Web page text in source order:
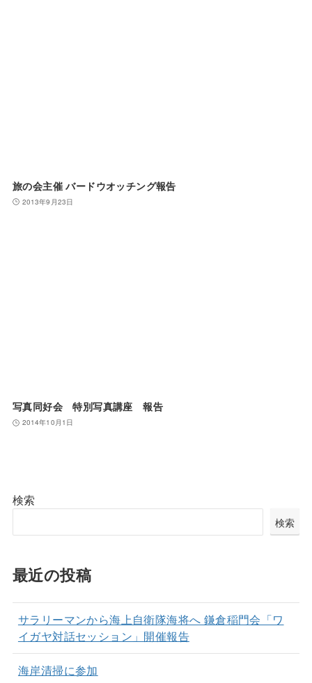
旅の会主催 バードウオッチング報告
2013年9月23日
写真同好会 特別写真講座 報告
2014年10月1日
検索
検索
最近の投稿
サラリーマンから海上自衛隊海将へ 鎌倉稲門会「ワ
イガヤ対話セッション」開催報告
海岸清掃に参加